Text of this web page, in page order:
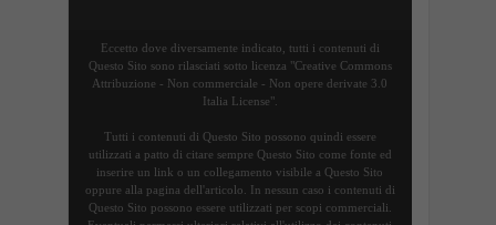
Eccetto dove diversamente indicato, tutti i contenuti di
Questo Sito sono rilasciati sotto licenza "Creative Commons
Attribuzione - Non commerciale - Non opere derivate 3.0
Italia License".
Tutti i contenuti di Questo Sito possono quindi essere
utilizzati a patto di citare sempre Questo Sito come fonte ed
inserire un link o un collegamento visibile a Questo Sito
oppure alla pagina dell'articolo. In nessun caso i contenuti di
Questo Sito possono essere utilizzati per scopi commerciali.